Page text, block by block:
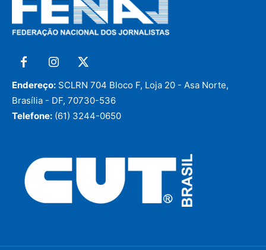
Endereço: SCLRN 704 Bloco F, Loja 20 - Asa Norte,
Brasília - DF, 70730-536
Telefone: (61) 3244-0650